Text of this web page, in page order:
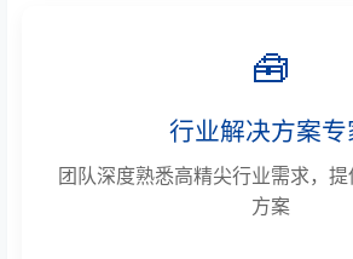
🧰
行业解决方案专
团队深度熟悉高精尖行业需求，
方案